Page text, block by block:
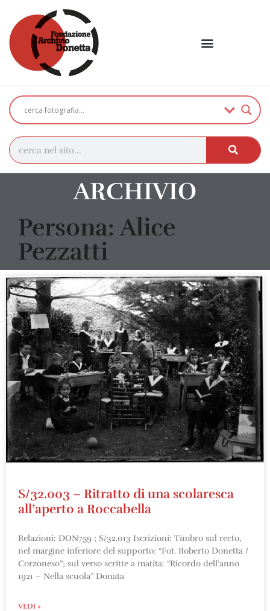
ARCHIVIO
Persona: Alice
Pezzatti
S/32.003 – Ritratto di una scolaresca
all’aperto a Roccabella
Relazioni: DON759 ; S/32.013 Iscrizioni: Timbro sul recto,
nel margine inferiore del supporto: “Fot. Roberto Donetta /
Corzoneso”; sul verso scritte a matita: “Ricordo dell’anno
1921 – Nella scuola” Donata
VEDI »